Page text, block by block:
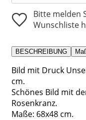
Bitte melden
Wunschliste
BESCHREIBUNG
Bild mit Druck
cm.
Schönes Bild mit
Rosenkranz.
Maße: 68x48 cm.